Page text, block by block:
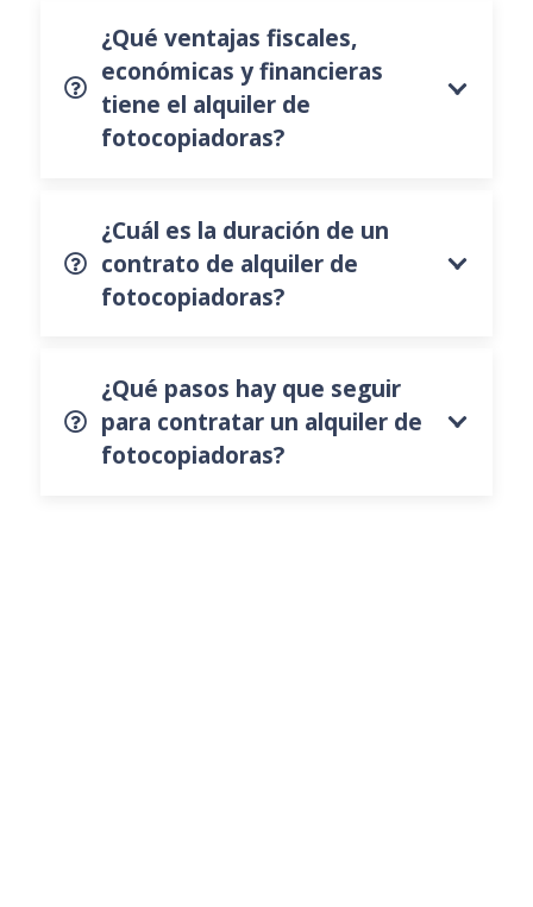
¿Qué ventajas fiscales,
económicas y financieras
tiene el alquiler de
fotocopiadoras?
¿Cuál es la duración de un
contrato de alquiler de
fotocopiadoras?
¿Qué pasos hay que seguir
para contratar un alquiler de
fotocopiadoras?